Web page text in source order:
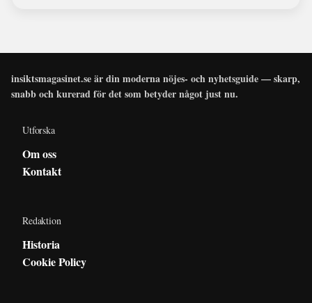
insiktsmagasinet.se är din moderna nöjes- och nyhetsguide — skarp,
snabb och kurerad för det som betyder något just nu.
Utforska
Om oss
Kontakt
Redaktion
Historia
Cookie Policy